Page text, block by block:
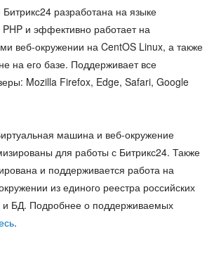
ВХОД
ВХОД
Безопасность
Интеграция
Обновления
разработана на языке
и эффективно работает на
веб-окружении на CentOS Linux, а также
на его базе. Поддерживает все
Mozilla Firefox, Edge, Safari, Google
машина и веб-окружение
для работы с Битрикс24. Также
и поддерживается работа на
из единого реестра российских
БД. Подробнее о поддерживаемых
.